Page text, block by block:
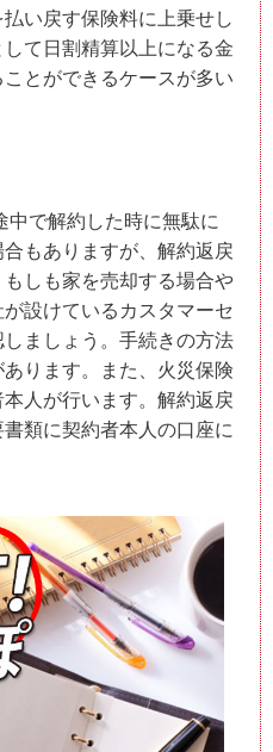
い戻す保険料に上乗せし
て日割精算以上になる金
とができるケースが多い
中で解約した時に無駄に
もありますが、解約返戻
しも家を売却する場合や
設けているカスタマーセ
ましょう。手続きの方法
ります。また、火災保険
人が行います。解約返戻
類に契約者本人の口座に